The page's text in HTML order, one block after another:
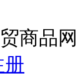
商品网
册